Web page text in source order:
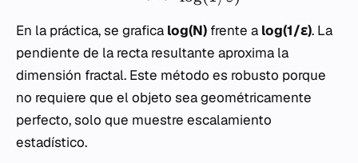
En la práctica, se grafica log(N) frente a log(1/ε). La
pendiente de la recta resultante aproxima la
dimensión fractal. Este método es robusto porque
no requiere que el objeto sea geométricamente
perfecto, solo que muestre escalamiento
estadístico.